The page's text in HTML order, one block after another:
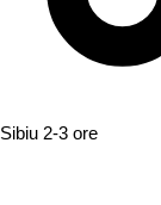
Sibiu 2-3 ore